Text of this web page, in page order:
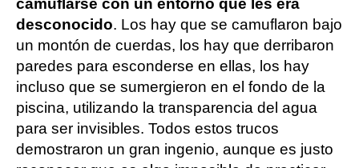
camuflarse con un entorno que les era
desconocido. Los hay que se camuflaron bajo
un montón de cuerdas, los hay que derribaron
paredes para esconderse en ellas, los hay
incluso que se sumergieron en el fondo de la
piscina, utilizando la transparencia del agua
para ser invisibles. Todos estos trucos
demostraron un gran ingenio, aunque es justo